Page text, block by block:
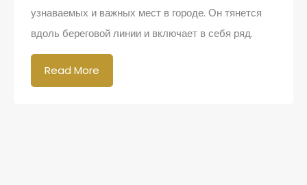
узнаваемых и важных мест в городе. Он тянется
вдоль береговой линии и включает в себя ряд.
Read More